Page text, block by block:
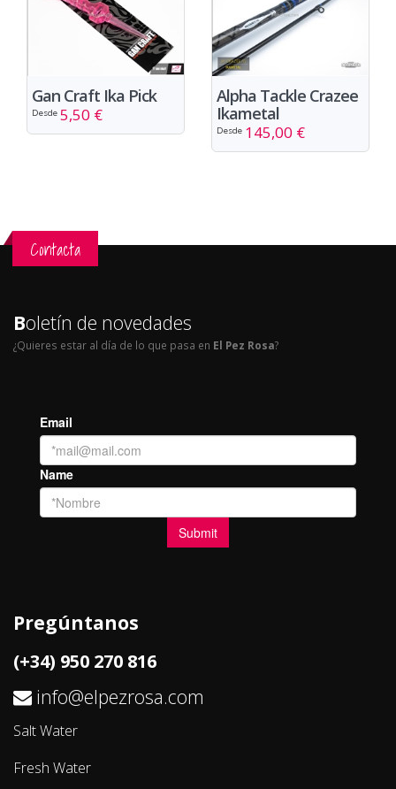
Gan Craft Ika Pick
Desde 5,50 €
Alpha Tackle Crazee
Ikametal
Desde 145,00 €
Contacta
Boletín de novedades
¿Quieres estar al día de lo que pasa en El Pez Rosa?
Pregúntanos
(+34) 950 270 816
info@elpezrosa.com
Salt Water
Fresh Water